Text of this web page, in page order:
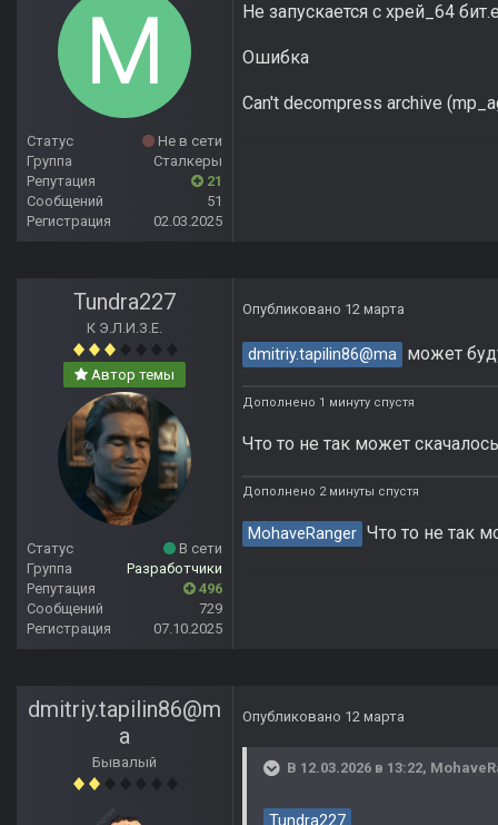
Статус
Не в сети
Группа
Сталкеры
Репутация
21
Сообщений
51
Регистрация
02.03.2025
Не запускается с хрей_64
Ошибка
Can't decompress archive
Tundra227
К Э.Л.И.З.Е.
Автор темы
Статус
В сети
Группа
Разработчики
Репутация
496
Сообщений
729
Регистрация
07.10.2025
Опубликовано 12 марта
dmitriy.tapilin86@ma может
Дополнено 1 минуту спустя
Что то не так может
Дополнено 2 минуты спустя
MohaveRanger Что то не так
dmitriy.tapilin86@m
a
Бывалый
Опубликовано 12 марта
В 12.03.2026 в 13:22,